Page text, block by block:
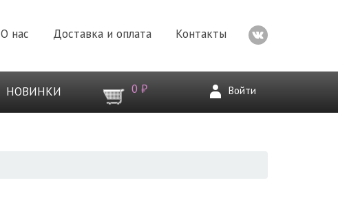
О нас Доставка и оплата Контакты
НОВИНКИ 0 ₽ Войти